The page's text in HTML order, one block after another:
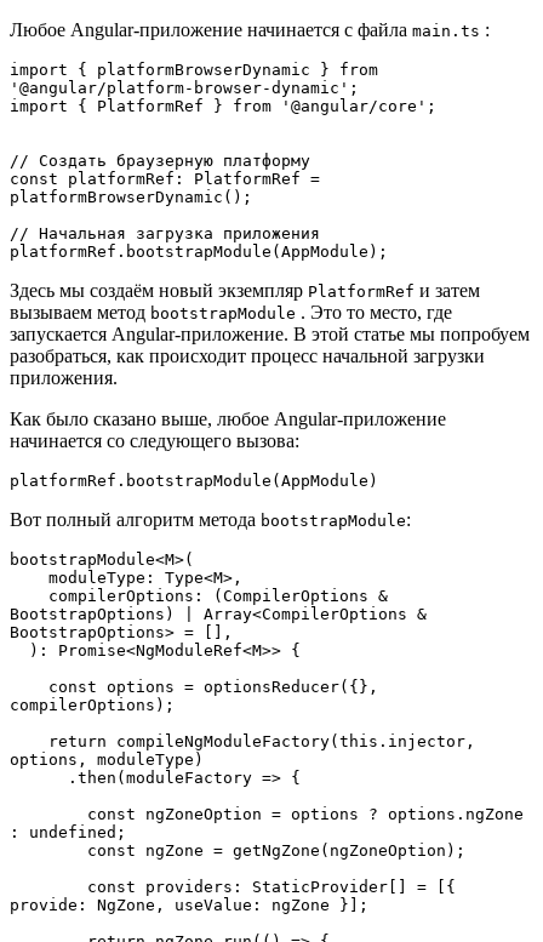
Любое Angular-приложение начинается с файла main.ts :
import { platformBrowserDynamic } from
'@angular/platform-browser-dynamic';
import { PlatformRef } from '@angular/core';
// Создать браузерную платформу
const platformRef: PlatformRef =
platformBrowserDynamic();
// Начальная загрузка приложения
platformRef.bootstrapModule(AppModule);
Здесь мы создаём новый экземпляр PlatformRef и затем
вызываем метод bootstrapModule . Это то место, где
запускается Angular-приложение. В этой статье мы попробуем
разобраться, как происходит процесс начальной загрузки
приложения.
Как было сказано выше, любое Angular-приложение
начинается со следующего вызова:
platformRef.bootstrapModule(AppModule)
Вот полный алгоритм метода bootstrapModule:
bootstrapModule<M>(
BootstrapOptions) | Array<CompilerOptions &
BootstrapOptions> = [],
compilerOptions);
options, moduleType)
: undefined;
provide: NgZone, useValue: ngZone }];